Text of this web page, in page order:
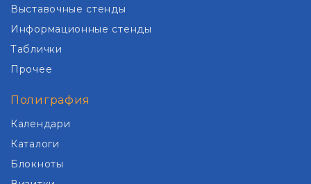
Выставочные стенды
Информационные стенды
Таблички
Прочее
Полиграфия
Календари
Каталоги
Блокноты